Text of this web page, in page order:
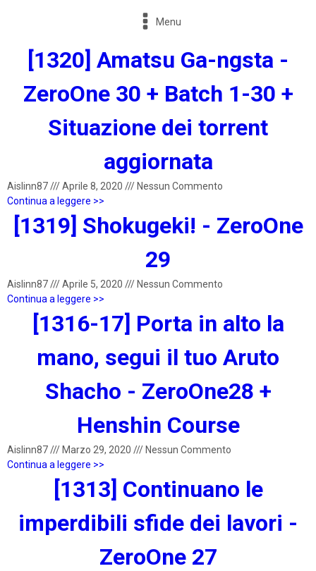
Menu
[1320] Amatsu Ga-ngsta -
ZeroOne 30 + Batch 1-30 +
Situazione dei torrent
aggiornata
Aislinn87///Aprile 8, 2020 /// Nessun Commento
Continua a leggere >>
[1319] Shokugeki! - ZeroOne
29
Aislinn87///Aprile 5, 2020 /// Nessun Commento
Continua a leggere >>
[1316-17] Porta in alto la
mano, segui il tuo Aruto
Shacho - ZeroOne28 +
Henshin Course
Aislinn87/// Marzo 29, 2020 /// Nessun Commento
Continua a leggere >>
[1313] Continuano le
imperdibili sfide dei lavori -
ZeroOne 27